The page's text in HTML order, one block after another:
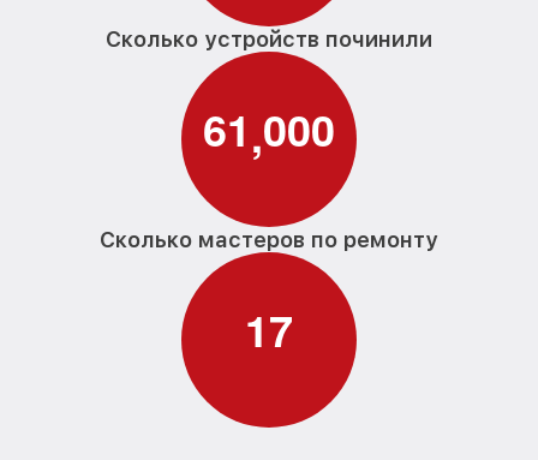
Сколько устройств починили
61,000
Сколько мастеров по ремонту
17